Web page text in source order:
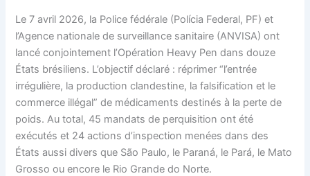
Le 7 avril 2026, la Police fédérale (Polícia Federal, PF) et
l’Agence nationale de surveillance sanitaire (ANVISA) ont
lancé conjointement l’Opération Heavy Pen dans douze
États brésiliens. L’objectif déclaré : réprimer “l’entrée
irrégulière, la production clandestine, la falsification et le
commerce illégal” de médicaments destinés à la perte de
poids. Au total, 45 mandats de perquisition ont été
exécutés et 24 actions d’inspection menées dans des
États aussi divers que São Paulo, le Paraná, le Pará, le Mato
Grosso ou encore le Rio Grande do Norte.